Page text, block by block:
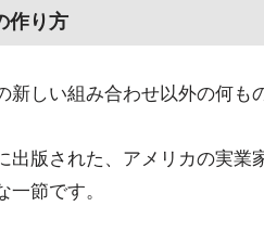
作り方
新しい組み合わせ以外の何も
出版された、アメリカの実業
節です。